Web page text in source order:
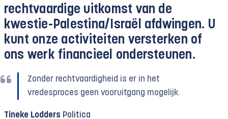
rechtvaardige uitkomst van de
kwestie-Palestina/Israël afdwingen. U
kunt onze activiteiten versterken of
ons werk financieel ondersteunen.
Zonder rechtvaardigheid is er in het
vredesproces geen vooruitgang mogelijk.
Tineke Lodders Politica